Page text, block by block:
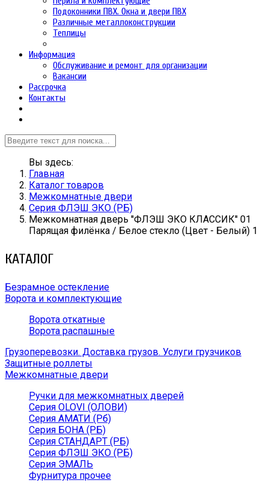
Подоконники ПВХ. Окна и двери ПВХ
Различные металлоконструкции
Теплицы
Информация
Обслуживание и ремонт для организации
Вакансии
Рассрочка
Контакты
Вы здесь:
Главная
Каталог товаров
Межкомнатные двери
Серия ФЛЭШ ЭКО (РБ)
Межкомнатная дверь ''ФЛЭШ ЭКО КЛАССИК'' 01
Парящая филёнка / Белое стекло (Цвет - Белый) 1
КАТАЛОГ
Безрамное остекление
Ворота и комплектующие
Ворота откатные
Ворота распашные
Грузоперевозки. Доставка грузов. Услуги грузчиков
Защитные роллеты
Межкомнатные двери
Ручки для межкомнатных дверей
Серия OLOVI (ОЛОВИ)
Серия АМАТИ (Рб)
Серия БОНА (РБ)
Серия СТАНДАРТ (РБ)
Серия ФЛЭШ ЭКО (РБ)
Серия ЭМАЛЬ
Фурнитура прочее